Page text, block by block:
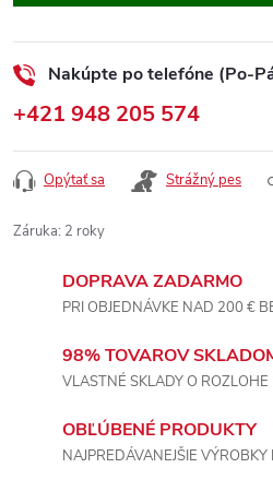
Nakúpte po telefóne (Po-
+421 948 205 574
Opýtať sa Strážný pes
Záruka: 2 roky
DOPRAVA ZADARMO
PRI OBJEDNÁVKE NAD 200 €
98% TOVAROV
VLASTNÉ SKLADY O
OBĽÚBENÉ PRODUKTY
NAJPREDÁVANEJŠIE